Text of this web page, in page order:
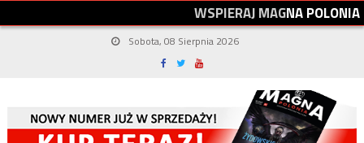
WSPIERAJMAGNAPOLONIA
Sobota, 08 Sierpnia 2026